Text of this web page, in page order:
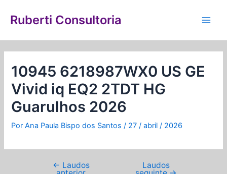
para
conteúdo
Ruberti Consultoria
10945 6218987WX0 US GE
Vivid iq EQ2 2TDT HG
Guarulhos 2026
PorAna Paula Bispo dos Santos/ 27 / abril / 2026
de
← Laudos Laudos